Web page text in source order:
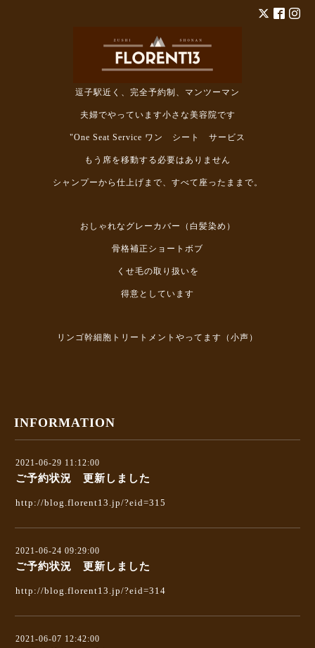
逗子駅近く、完全予約制、マンツーマン
夫婦でやっています小さな美容院です
"One Seat Service ワン シート サービス
もう席を移動する必要はありません
シャンプーから仕上げまで、すべて座ったままで。
おしゃれなグレーカバー（白髪染め）
骨格補正ショートボブ
くせ毛の取り扱いを
得意としています
リンゴ幹細胞トリートメントやってます（小声）
INFORMATION
2021-06-29 11:12:00
ご予約状況 更新しました
http://blog.florent13.jp/?eid=315
2021-06-24 09:29:00
ご予約状況 更新しました
http://blog.florent13.jp/?eid=314
2021-06-07 12:42:00